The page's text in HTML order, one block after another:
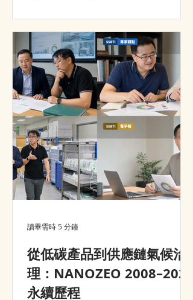
turned sustainability into product
advantage, customer value and
market growth.
從低碳產品到供應鏈氣候治
理：NANOZEO 2008–2026
永續歷程
讀畢需時 5 分鐘